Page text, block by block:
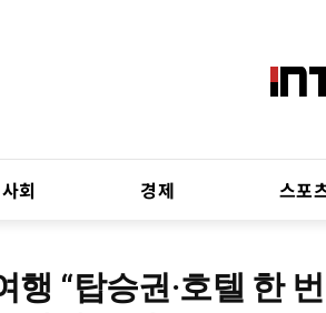
사회 경제 스포
행 “탑승권·호텔 한